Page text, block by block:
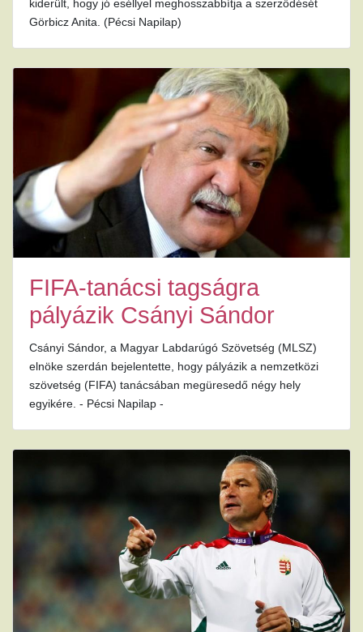
kiderült, hogy jó eséllyel meghosszabbítja a szerződését
Görbicz Anita. (Pécsi Napilap)
FIFA-tanácsi tagságra
pályázik Csányi Sándor
Csányi Sándor, a Magyar Labdarúgó Szövetség (MLSZ)
elnöke szerdán bejelentette, hogy pályázik a nemzetközi
szövetség (FIFA) tanácsában megüresedő négy hely
egyikére. - Pécsi Napilap -